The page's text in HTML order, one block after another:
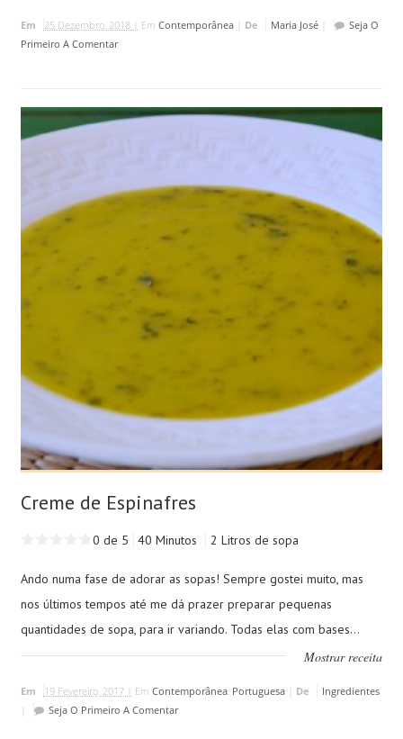
Em 25 Dezembro, 2018 | Em Contemporânea| De Maria José|
Seja O
Primeiro A Comentar
Creme de Espinafres
0 de 5 40 Minutos 2 Litros de sopa
Ando numa fase de adorar as sopas! Sempre gostei muito, mas
nos últimos tempos até me dá prazer preparar pequenas
quantidades de sopa, para ir variando. Todas elas com bases...
Mostrar receita
Em 19 Fevereiro, 2017 | Em Contemporânea, Portuguesa| De
Ingredientes
Seja O Primeiro A Comentar